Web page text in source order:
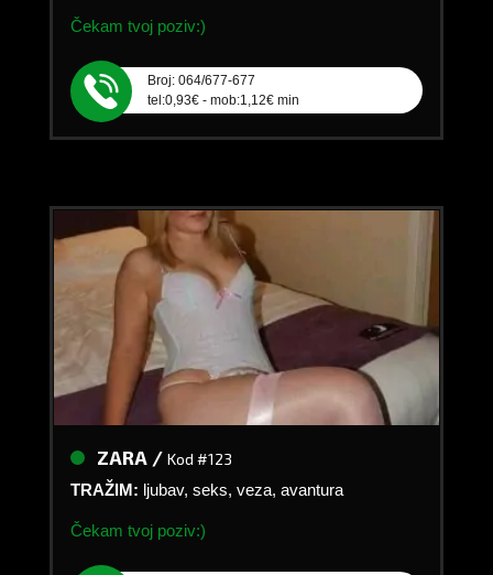
Čekam tvoj poziv:)
Broj: 064/677-677
tel:0,93€ - mob:1,12€ min
ZARA / Kod #123
TRAŽIM: ljubav, seks, veza, avantura
Čekam tvoj poziv:)